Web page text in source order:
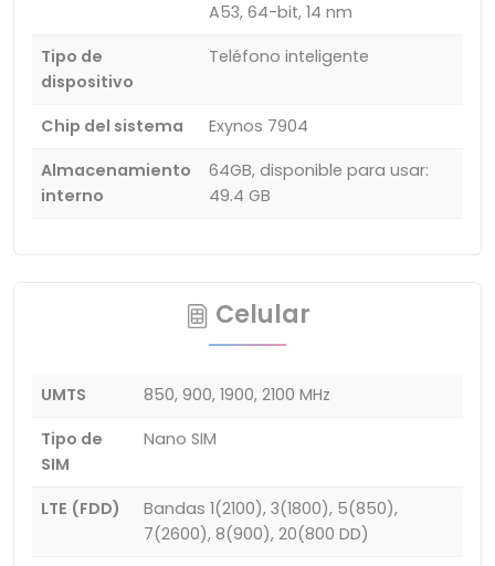
A53, 64-bit, 14 nm
Tipo de
dispositivo
Teléfono inteligente
Chip del sistema
Exynos 7904
Almacenamiento
interno
64GB, disponible para usar:
49.4 GB
Celular
UMTS
850, 900, 1900, 2100 MHz
Tipo de
SIM
Nano SIM
LTE (FDD)
Bandas 1(2100), 3(1800), 5(850),
7(2600), 8(900), 20(800 DD)